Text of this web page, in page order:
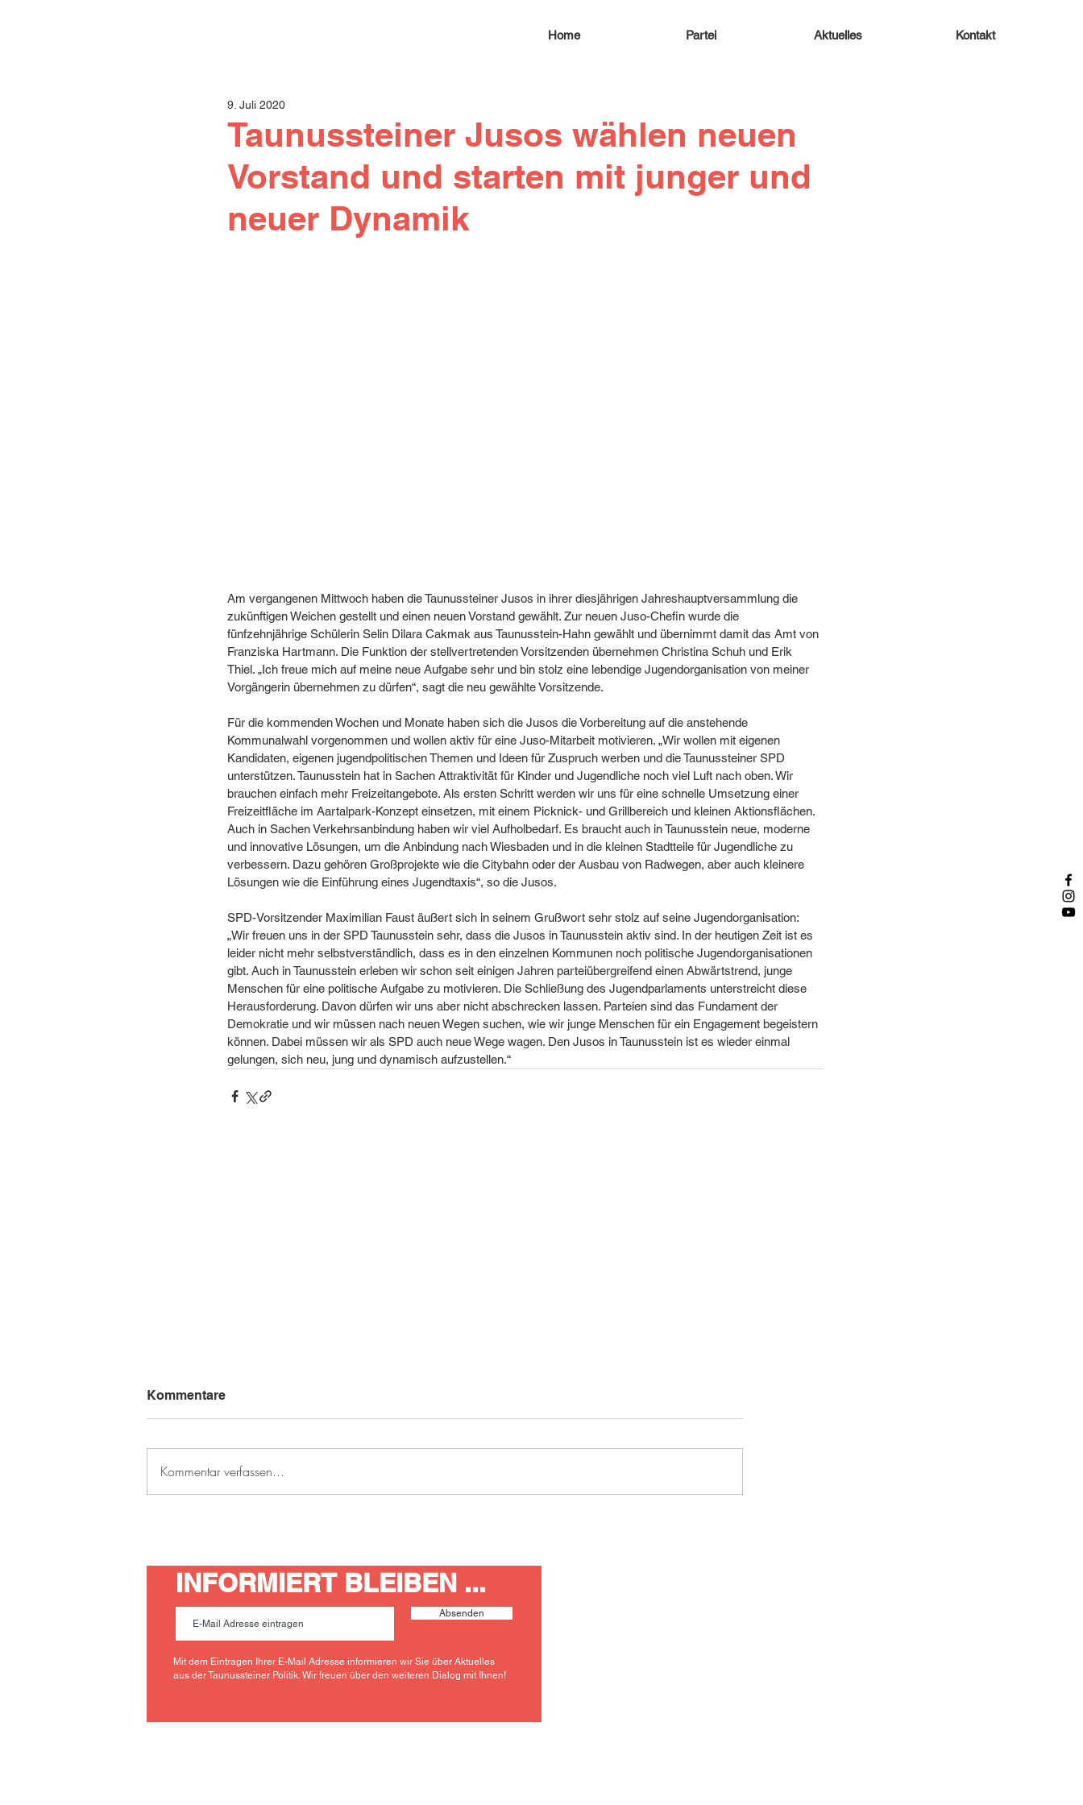
Home Partei Aktuelles Kontakt
Taunussteiner Jusos wählen neuen
Vorstand und starten mit junger und
neuer Dynamik
9. Juli 2020
Am vergangenen Mittwoch haben die Taunussteiner Jusos in ihrer diesjährigen Jahreshauptversammlung die
zukünftigen Weichen gestellt und einen neuen Vorstand gewählt. Zur neuen Juso-Chefin wurde die
fünfzehnjährige Schülerin Selin Dilara Cakmak aus Taunusstein-Hahn gewählt und übernimmt damit das Amt von
Franziska Hartmann. Die Funktion der stellvertretenden Vorsitzenden übernehmen Christina Schuh und Erik
Thiel. „Ich freue mich auf meine neue Aufgabe sehr und bin stolz eine lebendige Jugendorganisation von meiner
Vorgängerin übernehmen zu dürfen“, sagt die neu gewählte Vorsitzende.
Für die kommenden Wochen und Monate haben sich die Jusos die Vorbereitung auf die anstehende
Kommunalwahl vorgenommen und wollen aktiv für eine Juso-Mitarbeit motivieren. „Wir wollen mit eigenen
Kandidaten, eigenen jugendpolitischen Themen und Ideen für Zuspruch werben und die Taunussteiner SPD
unterstützen. Taunusstein hat in Sachen Attraktivität für Kinder und Jugendliche noch viel Luft nach oben. Wir
brauchen einfach mehr Freizeitangebote. Als ersten Schritt werden wir uns für eine schnelle Umsetzung einer
Freizeitfläche im Aartalpark-Konzept einsetzen, mit einem Picknick- und Grillbereich und kleinen Aktionsflächen.
Auch in Sachen Verkehrsanbindung haben wir viel Aufholbedarf. Es braucht auch in Taunusstein neue, moderne
und innovative Lösungen, um die Anbindung nach Wiesbaden und in die kleinen Stadtteile für Jugendliche zu
verbessern. Dazu gehören Großprojekte wie die Citybahn oder der Ausbau von Radwegen, aber auch kleinere
Lösungen wie die Einführung eines Jugendtaxis“, so die Jusos.
SPD-Vorsitzender Maximilian Faust äußert sich in seinem Grußwort sehr stolz auf seine Jugendorganisation:
„Wir freuen uns in der SPD Taunusstein sehr, dass die Jusos in Taunusstein aktiv sind. In der heutigen Zeit ist es
leider nicht mehr selbstverständlich, dass es in den einzelnen Kommunen noch politische Jugendorganisationen
gibt. Auch in Taunusstein erleben wir schon seit einigen Jahren parteiübergreifend einen Abwärtstrend, junge
Menschen für eine politische Aufgabe zu motivieren. Die Schließung des Jugendparlaments unterstreicht diese
Herausforderung. Davon dürfen wir uns aber nicht abschrecken lassen. Parteien sind das Fundament der
Demokratie und wir müssen nach neuen Wegen suchen, wie wir junge Menschen für ein Engagement begeistern
können. Dabei müssen wir als SPD auch neue Wege wagen. Den Jusos in Taunusstein ist es wieder einmal
gelungen, sich neu, jung und dynamisch aufzustellen.“
Kommentare
Kommentar verfassen...
INFORMIERT BLEIBEN ...
Absenden
Mit dem Eintragen Ihrer E-Mail Adresse informieren wir Sie über Aktuelles
aus der Taunussteiner Politik. Wir freuen über den weiteren Dialog mit Ihnen!